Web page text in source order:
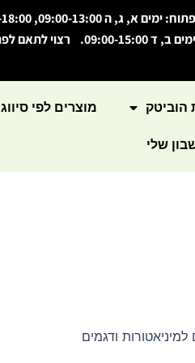
פתוח: ימים א, ג, ה 09:00-13:00, 16:00-18:00
ימים ב, ד 09:00-15:00. רצוי לתאם לפני ההגעה
הוביטק מוצרים לפי סיווג
שלי
ודגמים